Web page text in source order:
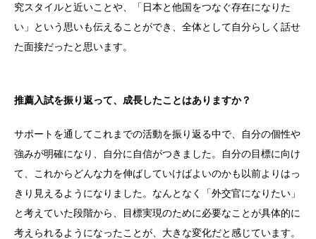
究スタイルと近いことや、「日本と他国をつなぐ存在になりた
い」という思いも伝えることができ、全体として自分らしく話せ
た面接だったと思います。
推薦入試を振り返って、成長したことはありますか？
サポートを通してこれまでの活動を振り返る中で、自分の個性や
強みが明確になり、自分に自信がつきました。自分の目標に向け
て、これからどんな力を伸ばしていけばよいのかも以前よりはっ
きり見えるようになりました。なんとなく「外交官になりたい」
と考えていた段階から、目標実現のために必要なことが具体的に
考えられるようになったことが、大きな変化だと感じています。